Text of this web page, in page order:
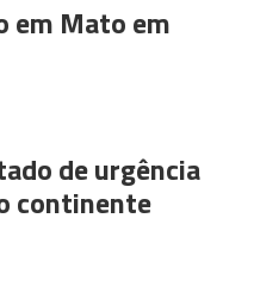
em Mato em
de urgência
continente